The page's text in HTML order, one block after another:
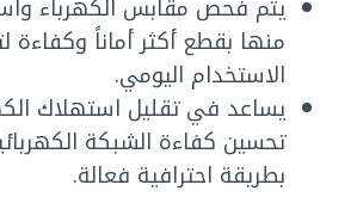
يتم فحص مقابس الكهرباء
منها بقطع أكثر أماناً
الاستخدام اليومي.
يساعد في تقليل استهلاك
تحسين كفاءة الشبكة
بطريقة احترافية فعالة.